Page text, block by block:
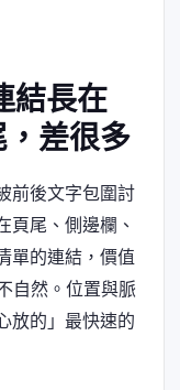
結長在
差很多
前後文字包圍討
頁尾、側邊欄、
單的連結，價值
自然。位置與脈
放的」最快速的